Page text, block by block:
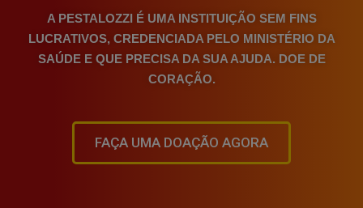
A PESTALOZZI É UMA INSTITUIÇÃO SEM FINS
LUCRATIVOS, CREDENCIADA PELO MINISTÉRIO DA
SAÚDE E QUE PRECISA DA SUA AJUDA. DOE DE
CORAÇÃO.
FAÇA UMA DOAÇÃO AGORA